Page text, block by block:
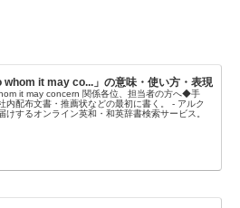
whom it may co...」の意味・使い方・表現
it may concern 関係各位、担当者の方へ◆手
内配布文書・推薦状などの最初に書く。 - アルク
けするオンライン英和・和英辞書検索サービス。